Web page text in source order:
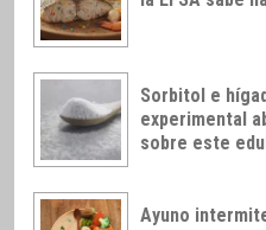
Sorbitol e
experimental
sobre este
Ayuno